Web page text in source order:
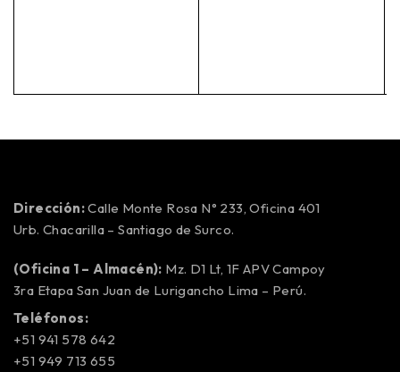
Dirección:Calle Monte Rosa N° 233, Oficina 401
Urb. Chacarilla – Santiago de Surco.
(Oficina 1 – Almacén): Mz. D1 Lt, 1F APV Campoy
3ra Etapa San Juan de Lurigancho Lima – Perú.
Teléfonos:
+51 941 578 642
+51 949 713 655